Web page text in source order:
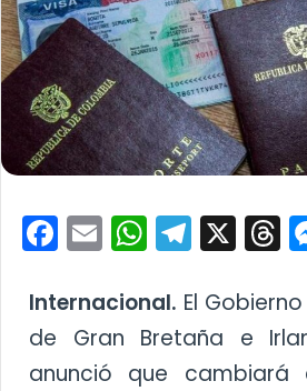
Facebook
Email X
Internacional. El
de Gran Bretaña e
anunció que cambiará